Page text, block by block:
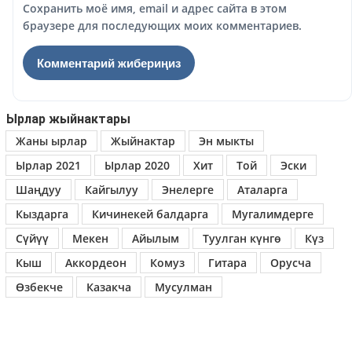
Сохранить моё имя, email и адрес сайта в этом
браузере для последующих моих комментариев.
Ырлар жыйнактары
Жаны ырлар
Жыйнактар
Эн мыкты
Ырлар 2021
Ырлар 2020 Хит Той
Эски
Шаңдуу
Кайгылуу Энелерге
Аталарга
Кыздарга
Кичинекей балдарга
Мугалимдерге
Сүйүү
Мекен Айылым Туулган күнгө
Күз
Кыш
Аккордеон Комуз Гитара
Орусча
Өзбекче
Казакча Мусулман